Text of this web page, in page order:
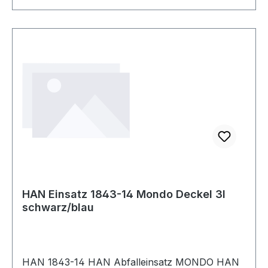
HAN Einsatz 1843-14 Mondo Deckel 3l
schwarz/blau
HAN 1843-14 HAN Abfalleinsatz MONDO HAN